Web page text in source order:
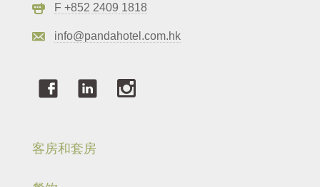
F +852 2409 1818
info@pandahotel.com.hk
客房和套房